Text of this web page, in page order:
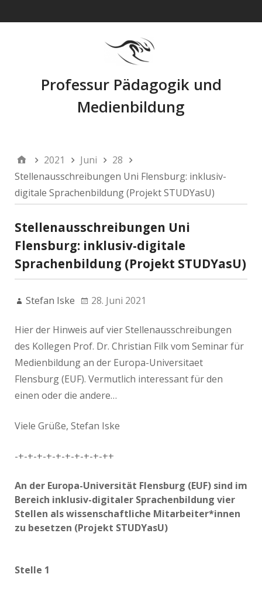
Professur Pädagogik und
Medienbildung
2021 Juni
28
Stellenausschreibungen Uni Flensburg: inklusiv-
digitale Sprachenbildung (Projekt STUDYasU)
Stellenausschreibungen Uni
Flensburg: inklusiv-digitale
Sprachenbildung (Projekt STUDYasU)
Stefan Iske 28. Juni 2021
Hier der Hinweis auf vier Stellenausschreibungen
des Kollegen Prof. Dr. Christian Filk vom Seminar für
Medienbildung an der Europa-Universitaet
Flensburg (EUF). Vermutlich interessant für den
einen oder die andere…
Viele Grüße, Stefan Iske
-+-+-+-+-+-+-+-+-+-++
An der Europa-Universität Flensburg (EUF) sind im
Bereich inklusiv-digitaler Sprachenbildung vier
Stellen als wissenschaftliche Mitarbeiter*innen
zu besetzen (Projekt STUDYasU)
Stelle 1